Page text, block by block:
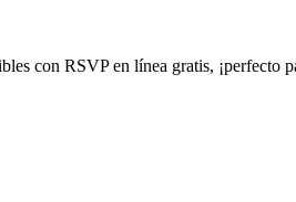
con RSVP en línea gratis, ¡perfecto